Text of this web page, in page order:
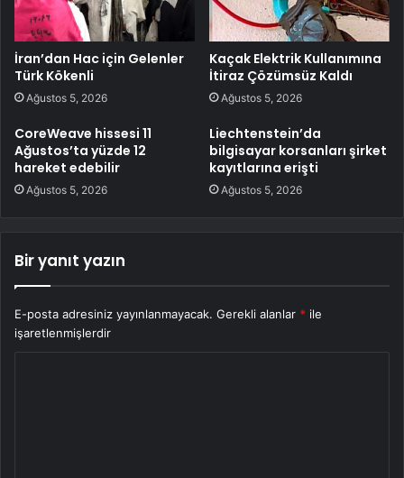
İran’dan Hac için Gelenler
Türk Kökenli
Ağustos 5, 2026
Kaçak Elektrik Kullanımına
İtiraz Çözümsüz Kaldı
Ağustos 5, 2026
CoreWeave hissesi 11
Ağustos’ta yüzde 12
hareket edebilir
Ağustos 5, 2026
Liechtenstein’da
bilgisayar korsanları şirket
kayıtlarına erişti
Ağustos 5, 2026
Bir yanıt yazın
E-posta adresiniz yayınlanmayacak. Gerekli alanlar * ile
işaretlenmişlerdir